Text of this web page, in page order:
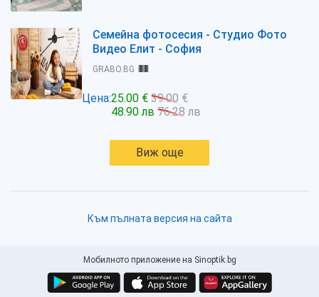
Семейна фотосесия - Студио Фото
Видео Елит - София
GRABO.BG
Цена:25.00 € 39.00 €
48.90 лв 76.28 лв
Виж още
Към пълната версия на сайта
Мобилното приложение на Sinoptik.bg